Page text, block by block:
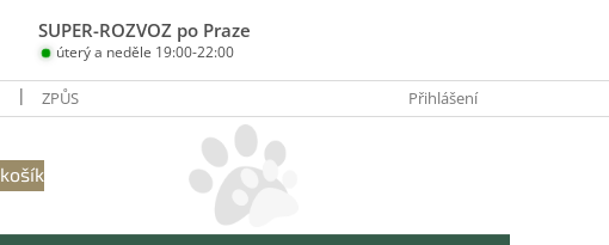
SUPER-ROZVOZ po Praze
úterý a neděle 19:00-22:00
ZPŮSOBY PLATBY INFORMACE O ZPRACOVÁNÍ OSOBNÍCH ÚDAJŮ
Přihlášení